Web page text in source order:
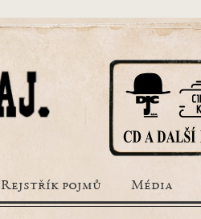
Rejstřík pojmů Média